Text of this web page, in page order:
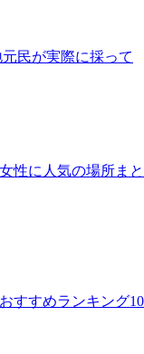
民が実際に採って
性に人気の場所まと
すすめランキング10